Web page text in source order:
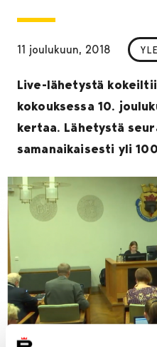
11 joulukuun, 2018
Live-lähetystä
kokouksessa 10.
kertaa. Lähetystä
samanaikaisesti yli